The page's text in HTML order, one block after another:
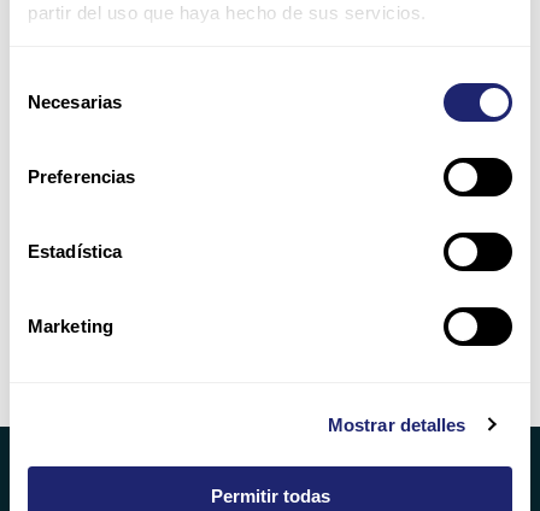
partir del uso que haya hecho de sus servicios.
Necesarias
Preferencias
Estadística
Marketing
Mostrar detalles
Permitir todas
Website
Save my name, email, and website in this browser for
one × two =